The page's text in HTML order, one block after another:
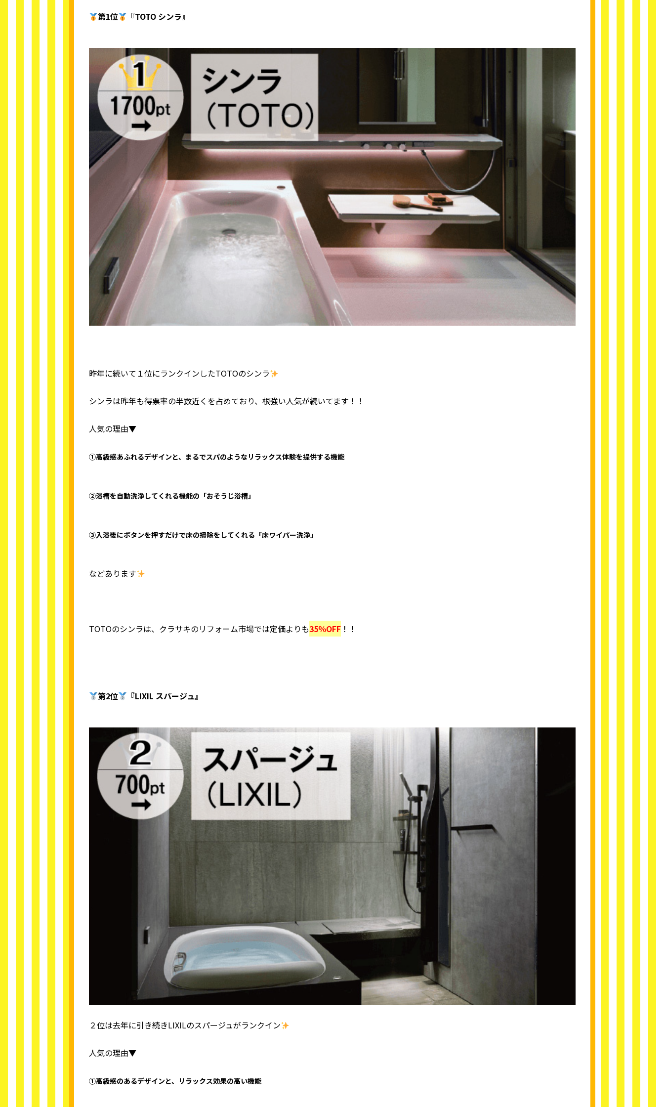
第1位 『TOTO シンラ』
昨年に続いて１位にランクインしたTOTOのシンラ
シンラは昨年も得票率の半数近くを占めており、根強い人気が続いてます！！
人気の理由▼
①高級感あふれるデザインと、まるでスパのようなリラックス体験を提供する機能
②浴槽を自動洗浄してくれる機能の「おそうじ浴槽」
③入浴後にボタンを押すだけで床の掃除をしてくれる「床ワイパー洗浄」
などあります
TOTOのシンラは、クラサキのリフォーム市場では定価よりも35％OFF！！
第2位 『LIXIL スパージュ』
２位は去年に引き続きLIXILのスパージュがランクイン
人気の理由▼
①高級感のあるデザインと、リラックス効果の高い機能